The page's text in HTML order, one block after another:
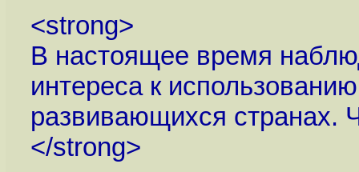
<strong>
В настоящее время
интереса к
развивающихся странах.
</strong>